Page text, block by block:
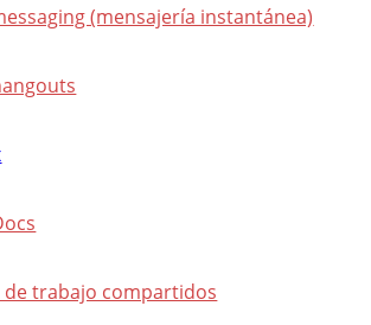
(mensajería instantánea)
de trabajo compartidos